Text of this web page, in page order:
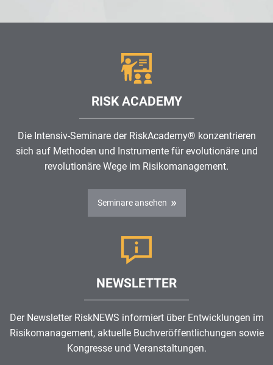
RISK ACADEMY
Die Intensiv-Seminare der RiskAcademy® konzentrieren
sich auf Methoden und Instrumente für evolutionäre und
revolutionäre Wege im Risikomanagement.
Seminare ansehen
NEWSLETTER
Der Newsletter RiskNEWS informiert über Entwicklungen im
Risikomanagement, aktuelle Buchveröffentlichungen sowie
Kongresse und Veranstaltungen.